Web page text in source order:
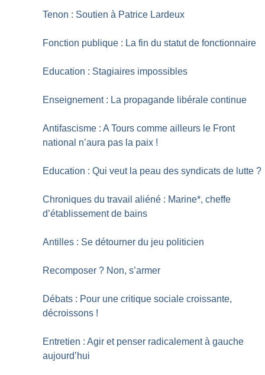
Tenon : Soutien à Patrice Lardeux
Fonction publique : La fin du statut de fonctionnaire
Education : Stagiaires impossibles
Enseignement : La propagande libérale continue
Antifascisme : A Tours comme ailleurs le Front
national n’aura pas la paix !
Education : Qui veut la peau des syndicats de lutte ?
Chroniques du travail aliéné : Marine*, cheffe
d’établissement de bains
Antilles : Se détourner du jeu politicien
Recomposer ? Non, s’armer
Débats : Pour une critique sociale croissante,
décroissons !
Entretien : Agir et penser radicalement à gauche
aujourd’hui